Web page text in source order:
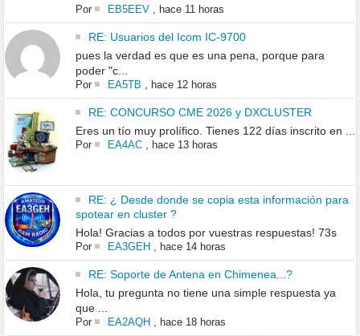
Por EB5EEV, hace 11 horas
RE: Usuarios del Icom IC-9700
pues la verdad es que es una pena, porque para
poder "c...
Por EA5TB hace 12 horas
RE: CONCURSO CME 2026 y DXCLUSTER
Eres un tío muy prolífico. Tienes 122 días inscrito en ...
Por EA4AC, hace 13 horas
RE: ¿ Desde donde se copia esta información para
spotear en cluster ?
Hola! Gracias a todos por vuestras respuestas! 73s
Por EA3GEH, hace 14 horas
RE: Soporte de Antena en Chimenea...?
Hola, tu pregunta no tiene una simple respuesta ya
que ...
Por EA2AQH, hace 18 horas